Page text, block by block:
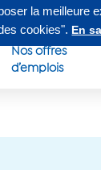
Nos offres
d’emplois
la meilleure
cookies". En